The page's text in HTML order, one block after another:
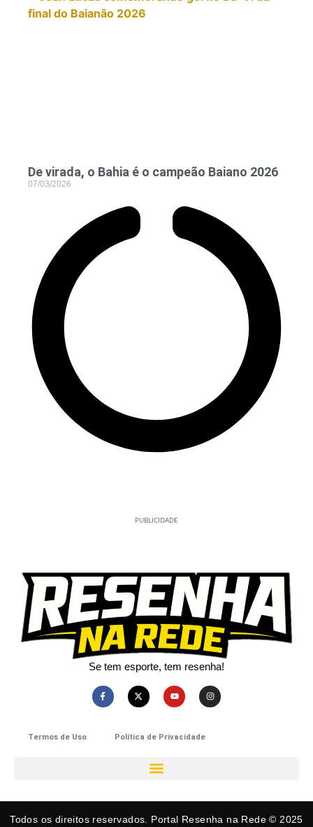
De virada, o Bahia é o campeão Baiano 2026
07/03/2026
PUBLICIDADE
Se tem esporte, tem resenha!​
Termos de Uso Política de Privacidade
Todos os direitos reservados. Portal Resenha na Rede © 2025